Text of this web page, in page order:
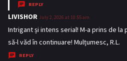
s
:
REPLY
LIVISHORs
a
y
July 2, 2026 at 10:55 am
Intrigant și intens serial! M-a prins de
să-l văd în continuare! Mulțumesc, R.L.
REPLY